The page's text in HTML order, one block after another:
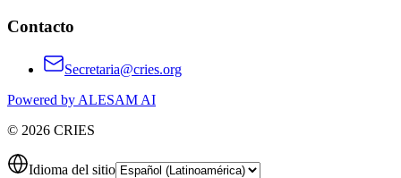
Contacto
Secretaria@cries.org
Powered by ALESAM AI
© 2026 CRIES
Idioma del sitio